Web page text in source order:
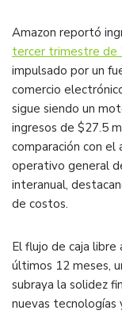
Amazon reportó
tercer trimestre de
impulsado por un
comercio
sigue siendo un
ingresos de $27.5
comparación con el
operativo general
interanual,
de costos​.
El flujo de caja libre
últimos 12 meses,
subraya la solidez
nuevas tecnologías